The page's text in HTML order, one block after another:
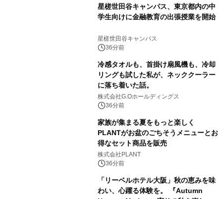
星槎世田谷キャンパス、東京都内の中
学生向けに金融教育の出張授業を開始
星槎世田谷キャンパス
36分前
冷感タオルも、首掛け扇風機も、冷却
リングも試した私が、ネッククーラー
に落ち着いた話。
株式会社G.Oホールディングス
36分前
家族が集まる夏をもっと楽しく
PLANTがお盆のごちそうメニューとお
得なセット商品を販売
株式会社PLANT
36分前
「リーベルホテル大阪」秋の恵みを味
わい、心躍る体験を。 『Autumn